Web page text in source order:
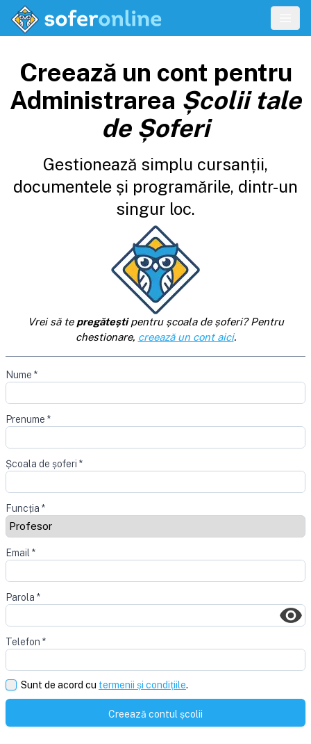
Creează un cont pentru
Administrarea Școlii tale
de Șoferi
Gestionează simplu cursanții,
documentele și programările, dintr-un
singur loc.
Vrei să te pregăteștipentru școala de șoferi? Pentru
chestionare, creează un cont aici.
Nume *
Prenume *
Școala de șoferi *
Funcția *
Email *
Parola *
Telefon *
Sunt de acord cu termenii și condițiile.
Creează contul școlii